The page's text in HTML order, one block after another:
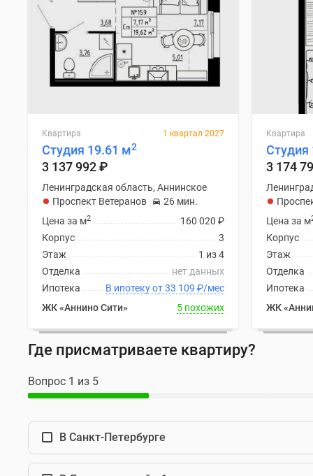
Аналитика
Ипотечный
недвижимости
Новостройки
Ленинградской
Квартиры
премиум-
коттеджи
Квартира 1 квартал 2027
Студия 19.61 м2
3 137 992₽
Ленинградская область, Аннинское
Проспект Ветеранов
26 мин.
160 020 ₽
Цена за м2
3
Корпус
1 из 4
Этаж
нет данных
Отделка
В ипотеку от 33 109 ₽/мес
Ипотека
ЖК «Аннино Сити»
5 похожих
Квартира
Студия
3 174
Цена за м
Корпус
Этаж
Отделка
Ипотека
ЖК
Где присматриваете квартиру?
Вопрос 1 из 5
В Санкт-Петербурге